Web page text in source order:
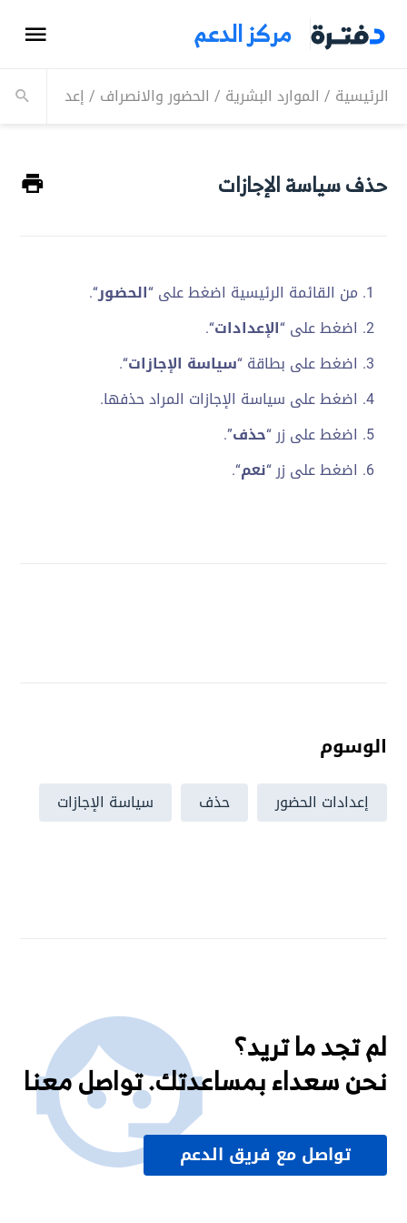
مركز الدعم
الرئيسية / الموارد البشرية / الحضور والانصراف /إعدادات
حذف سياسة الإجازات
من القائمة الرئيسية اضغط على “الحضور“.
اضغط على “الإعدادات“.
اضغط على بطاقة “سياسة الإجازات“.
اضغط على سياسة الإجازات المراد حذفها.
اضغط على زر “حذف”.
اضغط على زر “نعم“.
الوسوم
إعدادات الحضور حذف سياسة الإجازات
لم تجد ما تريد؟
نحن سعداء بمساعدتك. تواصل معنا
تواصل مع فريق الدعم